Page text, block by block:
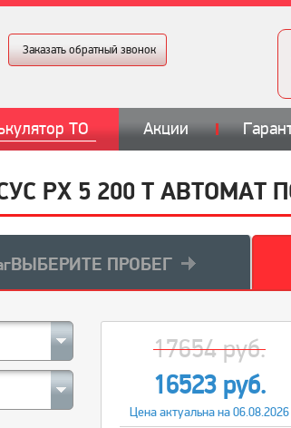
Заказать обратный звонок
ТО Акции
РХ 5 200 Т
ВЫБЕРИТЕ ПРОБЕГ
17654 руб.
16523 руб.
Цена актуальна на 06.08.2026